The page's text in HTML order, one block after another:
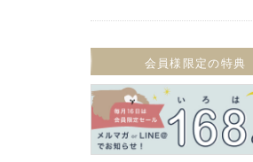
会員様限定の特典